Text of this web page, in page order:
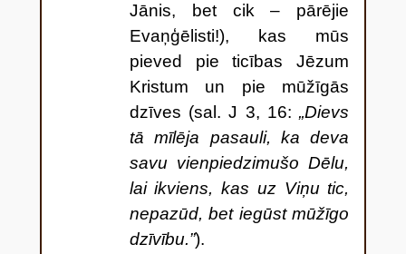
Jānis, bet cik – pārējie
Evaņģēlisti!), kas mūs
pieved pie ticības Jēzum
Kristum un pie mūžīgās
dzīves (sal. J 3, 16: „Dievs
tā mīlēja pasauli, ka deva
savu vienpiedzimušo Dēlu,
lai ikviens, kas uz Viņu tic,
nepazūd, bet iegūst mūžīgo
dzīvību.”).